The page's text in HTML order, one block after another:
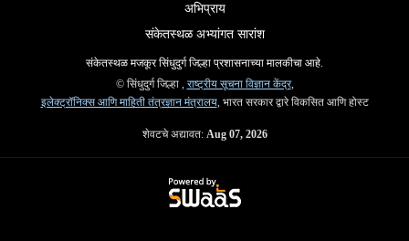
अभिप्राय
संकेतस्थळ अभ्यांगत सारांश
संकेतस्थळ मजकूर सिंधुदुर्ग जिल्हा प्रशासनाच्या मालकीचा आहे.
© सिंधुदुर्ग जिल्हा , राष्ट्रीय सूचना विज्ञान केंद्र,
इलेक्ट्रॉनिक्स आणि माहिती तंत्रज्ञान मंत्रालय, भारत सरकार द्वारे विकसित आणि होस्ट
शेवटचे अद्यावत: Aug 07, 2026